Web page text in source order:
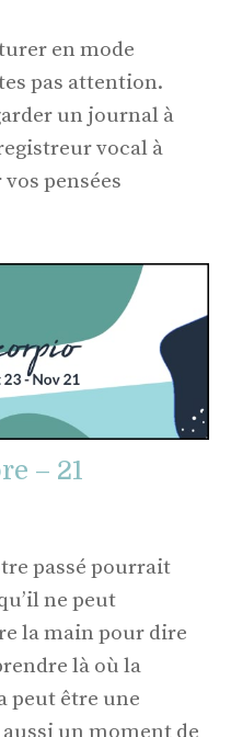
en mode
pas attention.
un journal à
vocal à
pensées
– 21
passé pourrait
ne peut
la main pour dire
là où la
peut être une